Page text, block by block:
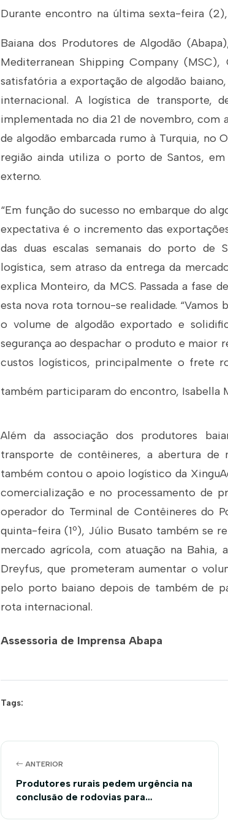
Durante encontro na última sexta-feira
Baiana dos Produtores de Algodão
Mediterranean Shipping Company
satisfatória a exportação de algodão
internacional. A logística de transporte,
implementada no dia 21 de novembro, com
de algodão embarcada rumo à Turquia, no
região ainda utiliza o porto de Santos,
externo.
“Em função do sucesso no embarque do
expectativa é o incremento das
das duas escalas semanais do porto de
logística, sem atraso da entrega da
explica Monteiro, da MCS. Passada a fase
esta nova rota tornou-se realidade.
o volume de algodão exportado e
segurança ao despachar o produto e maior
custos logísticos, principalmente o frete
também participaram do encontro, Isabella
Além da associação dos produtores
transporte de contêineres, a abertura
também contou o apoio logístico da
comercialização e no processamento de
operador do Terminal de Contêineres do
quinta-feira (1º), Júlio Busato também se
mercado agrícola, com atuação na Bahia,
Dreyfus, que prometeram aumentar o
pelo porto baiano depois de também de
rota internacional.
Assessoria de Imprensa Abapa
Tags:
ANTERIOR
Produtores rurais pedem urgência na
conclusão de rodovias para